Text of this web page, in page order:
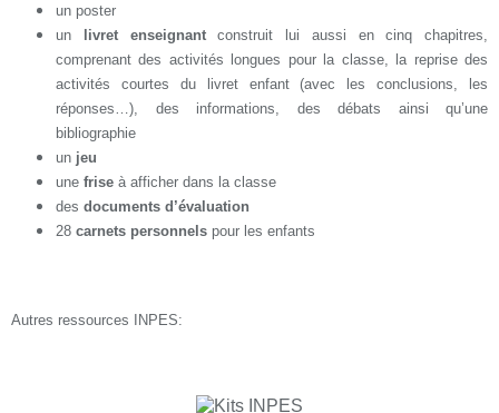
un poster
un
livret enseignantconstruit lui aussi en cinq chapitres,
comprenant des activités longues pour la classe, la reprise des
activités courtes du livret enfant (avec les conclusions, les
réponses…), des informations, des débats ainsi qu’une
bibliographie
un jeu
une frise à afficher dans la classe
des documents d’évaluation
28 carnets personnels pour les enfants
Autres ressources INPES: